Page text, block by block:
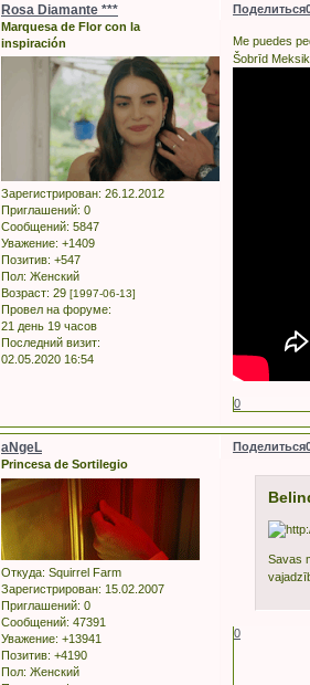
Поделиться
Rosa Diamante ***
Marquesa de Flor con la
inspiración
Зарегистрирован: 26.12.2012
Приглашений: 0
Сообщений: 5847
Уважение: +1409
Позитив: +547
Пол: Женский
Возраст: 29 [1997-06-13]
Провел на форуме:
21 день 19 часов
Последний визит:
02.05.2020 16:54
Me puedes
Šobrīd
0
Поделиться
aNgeL
Princesa de Sortilegio
Откуда: Squirrel Farm
Зарегистрирован: 15.02.2007
Приглашений: 0
Сообщений: 47391
Уважение: +13941
Позитив: +4190
Пол: Женский
Savas
0